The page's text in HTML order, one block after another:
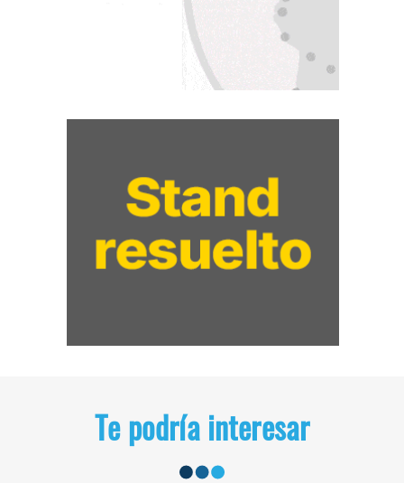
Te podría interesar